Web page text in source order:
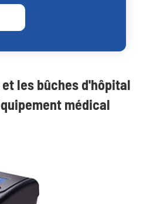
les bûches d'hôpital
médical